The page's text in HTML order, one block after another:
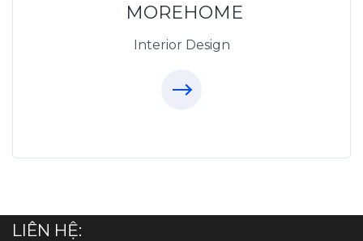
MOREHOME
Interior Design
LIÊN HỆ: